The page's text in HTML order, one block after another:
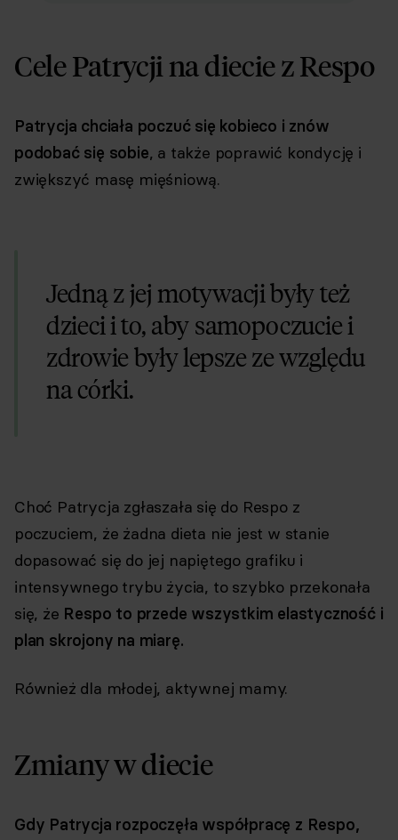
Cele Patrycji na diecie z Respo
Patrycja chciała poczuć się kobieco i znów
podobać się sobie, a także poprawić kondycję i
zwiększyć masę mięśniową.
Jedną z jej motywacji były też
dzieci i to, aby samopoczucie i
zdrowie były lepsze ze względu
na córki.
Choć Patrycja zgłaszała się do Respo z
poczuciem, że żadna dieta nie jest w stanie
dopasować się do jej napiętego grafiku i
intensywnego trybu życia, to szybko przekonała
się, że Respo to przede wszystkim elastyczność i
plan skrojony na miarę.
Również dla młodej, aktywnej mamy.
Zmiany w diecie
Gdy Patrycja rozpoczęła współpracę z Respo,